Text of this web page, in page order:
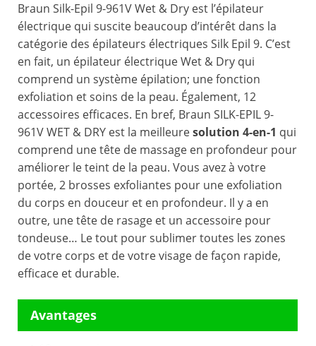
Braun Silk-Epil 9-961V Wet & Dry est l’épilateur
électrique qui suscite beaucoup d’intérêt dans la
catégorie des épilateurs électriques Silk Epil 9. C’est
en fait, un épilateur électrique Wet & Dry qui
comprend un système épilation; une fonction
exfoliation et soins de la peau. Également, 12
accessoires efficaces. En bref, Braun SILK-EPIL 9-
961V WET & DRY est la meilleuresolution 4-en-1 qui
comprend une tête de massage en profondeur pour
améliorer le teint de la peau. Vous avez à votre
portée, 2 brosses exfoliantes pour une exfoliation
du corps en douceur et en profondeur. Il y a en
outre, une tête de rasage et un accessoire pour
tondeuse… Le tout pour sublimer toutes les zones
de votre corps et de votre visage de façon rapide,
efficace et durable.